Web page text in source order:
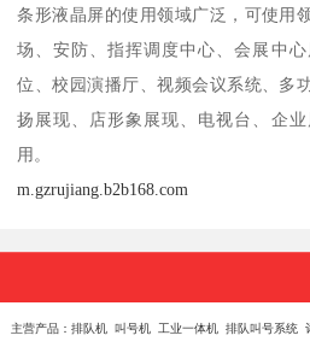
条形液晶屏的使用领域广泛，可使用
场、安防、指挥调度中心、会展中
位、校园演播厅、视频会议系统、多
扬展现、店形象展现、电视台、企
用。
m.gzrujiang.b2b168.com
主营产品：排队机 叫号机 工业一体机 排队叫号系统